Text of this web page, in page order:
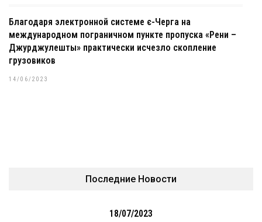
Благодаря электронной системе є-Черга на
международном пограничном пункте пропуска «Рени –
Джурджулешты» практически исчезло скопление
грузовиков
14/06/2023
Последние Новости
18/07/2023